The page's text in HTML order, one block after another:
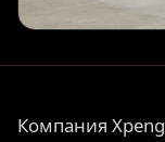
Компания